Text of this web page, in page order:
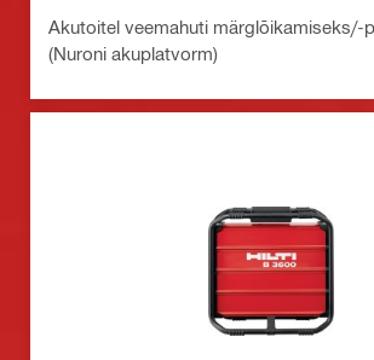
Akutoitel veemahuti märglõikamiseks/-
(Nuroni akuplatvorm)